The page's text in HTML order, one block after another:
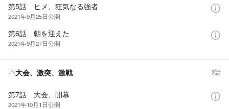
第5話 ヒメ、狂気なる強者
2021年9月25日公開
第6話 朝を迎えた
2021年9月27日公開
大会、激突、激戦 2話
第7話 大会、開幕
2021年10月1日公開